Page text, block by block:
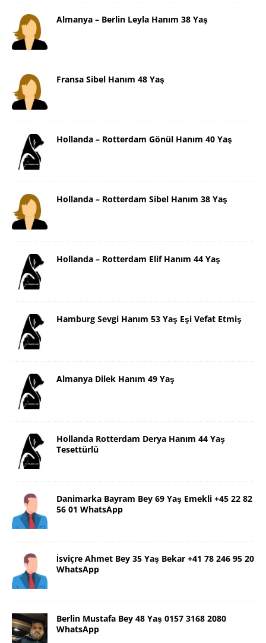
Almanya – Berlin Leyla Hanım 38 Yaş
Fransa Sibel Hanım 48 Yaş
Hollanda – Rotterdam Gönül Hanım 40 Yaş
Hollanda – Rotterdam Sibel Hanım 38 Yaş
Hollanda – Rotterdam Elif Hanım 44 Yaş
Hamburg Sevgi Hanım 53 Yaş Eşi Vefat Etmiş
Almanya Dilek Hanım 49 Yaş
Hollanda Rotterdam Derya Hanım 44 Yaş
Tesettürlü
Danimarka Bayram Bey 69 Yaş Emekli +45 22 82
56 01 WhatsApp
İsviçre Ahmet Bey 35 Yaş Bekar +41 78 246 95 20
WhatsApp
Berlin Mustafa Bey 48 Yaş 0157 3168 2080
WhatsApp